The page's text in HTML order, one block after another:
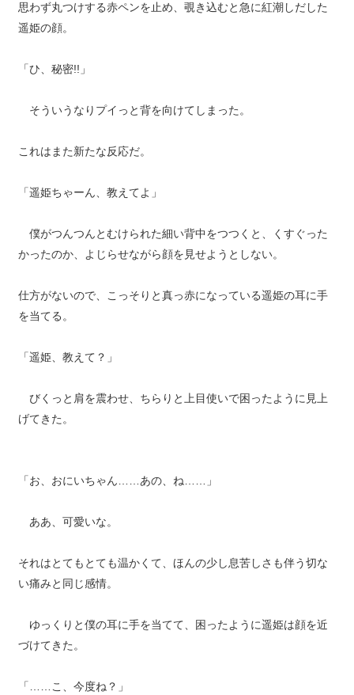
思わず丸つけする赤ペンを止め、覗き込むと急に紅潮しだした
遥姫の顔。
「ひ、秘密!!」
そういうなりプイっと背を向けてしまった。
これはまた新たな反応だ。
「遥姫ちゃーん、教えてよ」
僕がつんつんとむけられた細い背中をつつくと、くすぐった
かったのか、よじらせながら顔を見せようとしない。
仕方がないので、こっそりと真っ赤になっている遥姫の耳に手
を当てる。
「遥姫、教えて？」
びくっと肩を震わせ、ちらりと上目使いで困ったように見上
げてきた。
「お、おにいちゃん……あの、ね……」
ああ、可愛いな。
それはとてもとても温かくて、ほんの少し息苦しさも伴う切な
い痛みと同じ感情。
ゆっくりと僕の耳に手を当てて、困ったように遥姫は顔を近
づけてきた。
「……こ、今度ね？」